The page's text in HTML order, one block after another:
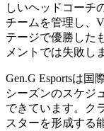
しいヘッドコーチ
チームを管理し、
テージで優勝した
メントでは失敗し
Gen.G Esportsは
シーズンのスケジ
できています。ク
スターを形成する